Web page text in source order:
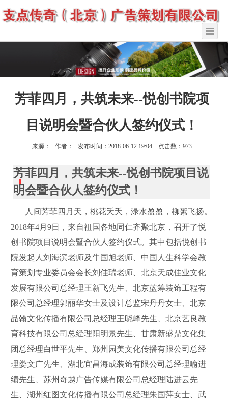
芳菲四月，共筑未来--悦创书院项
目说明会暨合伙人签约仪式！
来源： 作者： 发布时间：2018-06-12 19:04 点击数：973
芳菲四月，共筑未来--悦创书院项目说
明会暨合伙人签约仪式！
人间芳菲四月天，桃花夭夭，渌水盈盈，柳絮飞扬。
2018年4月9日，来自祖国各地同仁齐聚北京，召开了悦
创书院项目说明会暨合伙人签约仪式。其中包括悦创书
院发起人刘海滨老师及牛国旭老师、中国人生科学会教
育策划专业委员会会长刘佳瑞老师、北京天成佳业文化
发展有限公司总经理王新飞先生、北京蓝筹装饰工程有
限公司总经理郭丽华女士及设计总监宋丹丹女士、北京
品翰文化传播有限公司总经理王晓峰先生、北京艺良教
育科技有限公司总经理阳明景先生、甘肃新盛鼎文化集
团总经理白世平先生、郑州园美文化传播有限公司总经
理娄文广先生、湖北宜昌海成装饰有限公司总经理喻进
绩先生、苏州奇越广告传媒有限公司总经理陆进云先
生、湖州红图文化传播有限公司总经理朱国萍女士、武